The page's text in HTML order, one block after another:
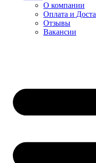
О компании
Оплата и
Отзывы
Вакансии